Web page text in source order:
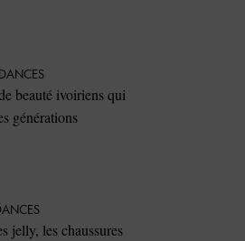
beauté ivoiriens qui
générations
jelly, les chaussures